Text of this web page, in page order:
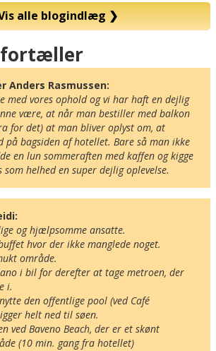
alle blogindlæg❯
fortæller
Anders Rasmussen:
med vores ophold og vi har haft en dejlig
være, at når man bestiller med balkon
for det) at man bliver oplyst om, at
på bagsiden af hotellet. Bare så man ikke
en lun sommeraften med kaffen og kigge
som helhed en super dejlig oplevelse.
og hjælpsomme ansatte.
hvor der ikke manglede noget.
område.
i bil for derefter at tage metroen, der
i.
den offentlige pool (ved Café
helt ned til søen.
ved Baveno Beach, der er et skønt
(10 min. gang fra hotellet)